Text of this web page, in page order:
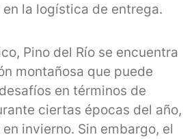
la logística de entrega.
Pino del Río se encuentra
montañosa que puede
en términos de
ciertas épocas del año,
invierno. Sin embargo, el